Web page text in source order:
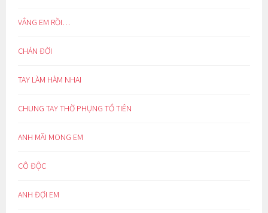
VẮNG EM RỒI…
CHÁN ĐỜI
TAY LÀM HÀM NHAI
CHUNG TAY THỜ PHỤNG TỔ TIÊN
ANH MÃI MONG EM
CÔ ĐỘC
ANH ĐỢI EM